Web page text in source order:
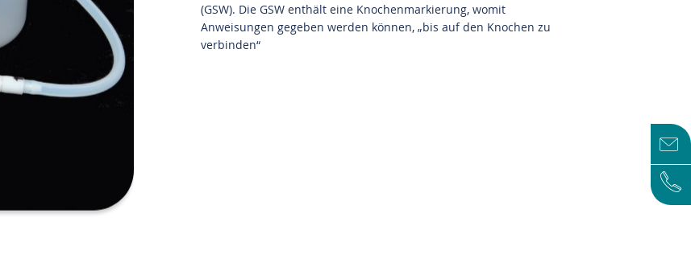
(GSW). Die GSW enthält eine Knochenmarkierung, womit
Anweisungen gegeben werden können, „bis auf den Knochen zu
verbinden“